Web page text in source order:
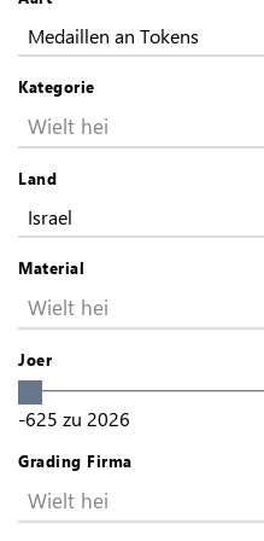
Medaillen an Tokens
Kategorie
Wielt hei
Land
Israel
Material
Wielt hei
Joer
-625 zu 2026
Grading Firma
Wielt hei